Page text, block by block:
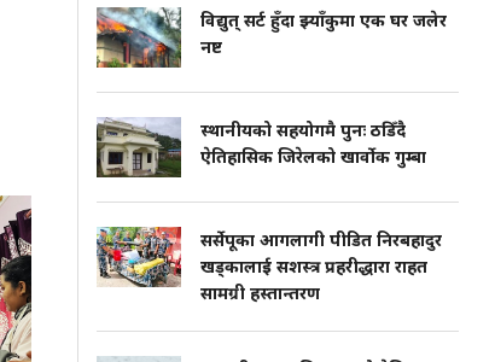
विद्युत् सर्ट हुँदा झ्याँकुमा एक घर जलेर
नष्ट
स्थानीयको सहयोगमै पुनः ठडिँदै
ऐतिहासिक जिरेलको खार्वोक गुम्बा
सर्सेपूका आगलागी पीडित निरबहादुर
खड्कालाई सशस्त्र प्रहरीद्धारा राहत
सामग्री हस्तान्तरण